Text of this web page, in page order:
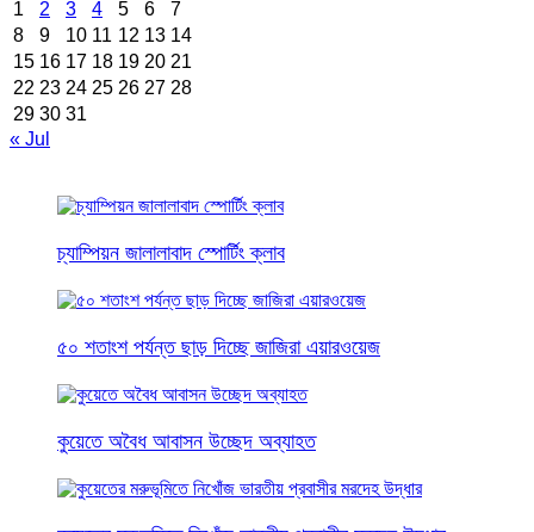
1 2 3 4 5 6
7
8
9 10 11 12 13 14
15 16 17 18 19 20 21
22 23 24 25 26 27 28
29 30 31
« Jul
চ্যাম্পিয়ন জালালাবাদ স্পোর্টিং ক্লাব
৫০ শতাংশ পর্যন্ত ছাড় দিচ্ছে জাজিরা এয়ারওয়েজ
কুয়েতে অবৈধ আবাসন উচ্ছেদ অব্যাহত